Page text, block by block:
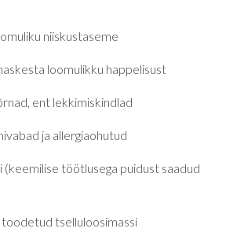
niiskustaseme
loomulikku happelisust
ent lekkimiskindlad
ja allergiaohutud
(keemilise töötlusega puidust saadud
toodetud tselluloosimassi